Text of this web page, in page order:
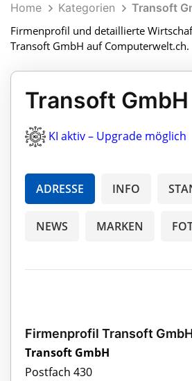
Home Kategorien
Transoft
Firmenprofil und detaillierte
Transoft GmbH auf Computerwelt.ch.
Transoft
KI aktiv – Upgrade möglich
ADRESSE INFO
NEWS MARKEN
Firmenprofil Transoft GmbH
Transoft GmbH
Postfach 430